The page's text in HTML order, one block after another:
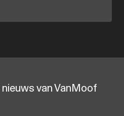
van VanMoof